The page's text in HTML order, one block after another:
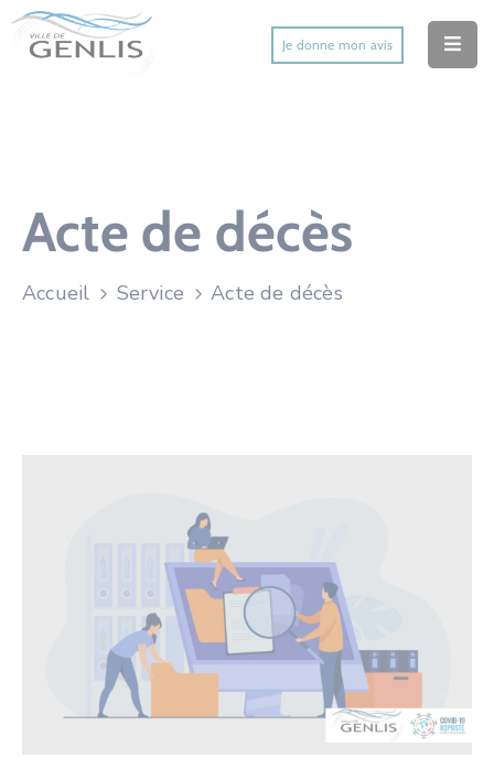
Je donne mon avis
Mes Services Utiles
Mes Activités
Acte de décès
Accueil Service Acte de décès